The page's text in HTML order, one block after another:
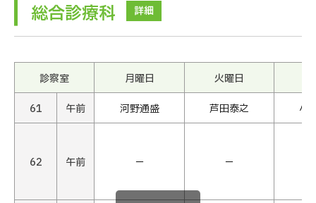
総合診療科 詳細
診察室 月曜日 火曜日
61 午前 河野通盛 芦田泰之 小
62 午前 − −